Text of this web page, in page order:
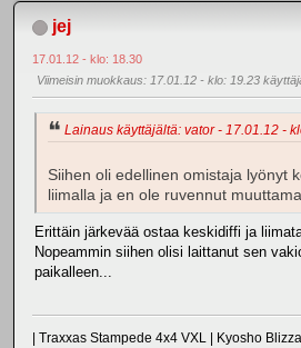
jej
17.01.12 - klo: 18.30
Viimeisin muokkaus: 17.01.12 - klo: 19.23
Lainaus käyttäjältä: vator - 17.01.12 -
Siihen oli edellinen omistaja lyönyt
liimalla ja en ole ruvennut
Erittäin järkevää ostaa keskidiffi ja
Nopeammin siihen olisi laittanut sen
paikalleen...
| Traxxas Stampede 4x4 VXL | Kyosho